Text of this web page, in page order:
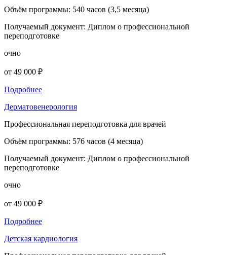
Объём программы: 540 часов (3,5 месяца)
Получаемый документ: Диплом о профессиональной
переподготовке
очно
от 49 000 ₽
Подробнее
Дерматовенерология
Профессиональная переподготовка для врачей
Объём программы: 576 часов (4 месяца)
Получаемый документ: Диплом о профессиональной
переподготовке
очно
от 49 000 ₽
Подробнее
Детская кардиология